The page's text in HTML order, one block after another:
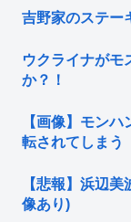
吉野家のステー
ウクライナがモ
か？！
【画像】モン
転されてしまう
【悲報】浜辺
像あり)